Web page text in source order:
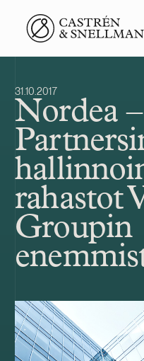
Front page
31.10.2017
Nordea
rahastot
Groupin